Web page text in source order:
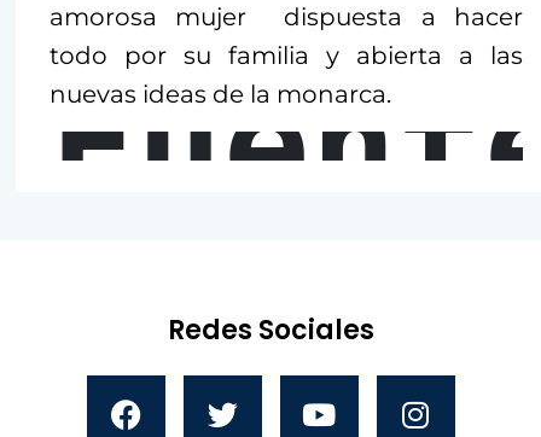
amorosa mujer dispuesta a hacer
todo por su familia y abierta a las
nuevas ideas de la monarca.
Redes Sociales